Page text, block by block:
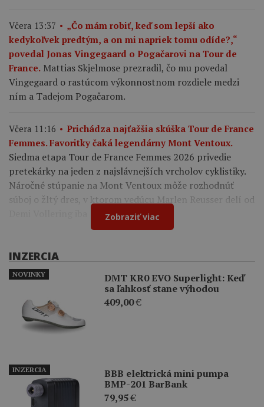
Včera 13:37
„Čo mám robiť, keď som lepší ako
kedykoľvek predtým, a on mi napriek tomu odíde?,“
povedal Jonas Vingegaard o Pogačarovi na Tour de
France. Mattias Skjelmose prezradil, čo mu povedal
Vingegaard o rastúcom výkonnostnom rozdiele medzi
ním a Tadejom Pogačarom.
Včera 11:16
Prichádza najťažšia skúška Tour de France
Femmes. Favoritky čaká legendárny Mont Ventoux.
Siedma etapa Tour de France Femmes 2026 privedie
pretekárky na jeden z najslávnejších vrcholov cyklistiky.
Náročné stúpanie na Mont Ventoux môže rozhodnúť
súboj o žltý dres, v ktorom vedúcu Marlen Reusser delí od
Demi Vollering iba 12 sekúnd.
Zobraziť viac
INZERCIA
DMT KR0 EVO Superlight: Keď
sa ľahkosť stane výhodou
409,00€
NOVINKY
BBB elektrická mini pumpa
BMP-201 BarBank
79,95€
INZERCIA